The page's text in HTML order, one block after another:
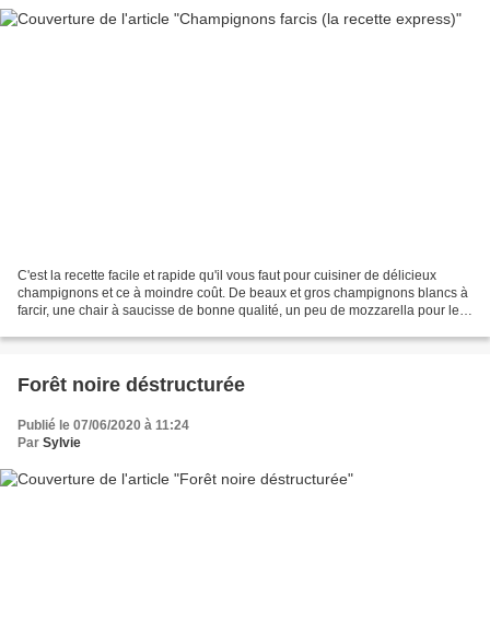
C'est la recette facile et rapide qu'il vous faut pour cuisiner de délicieux
champignons et ce à moindre coût. De beaux et gros champignons blancs à
farcir, une chair à saucisse de bonne qualité, un peu de mozzarella pour le
Forêt noire déstructurée
Publié le 07/06/2020 à 11:24
Par Sylvie